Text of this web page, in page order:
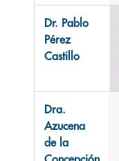
Dr. Pablo
Pérez
Castillo
Dra.
Azucena
de la